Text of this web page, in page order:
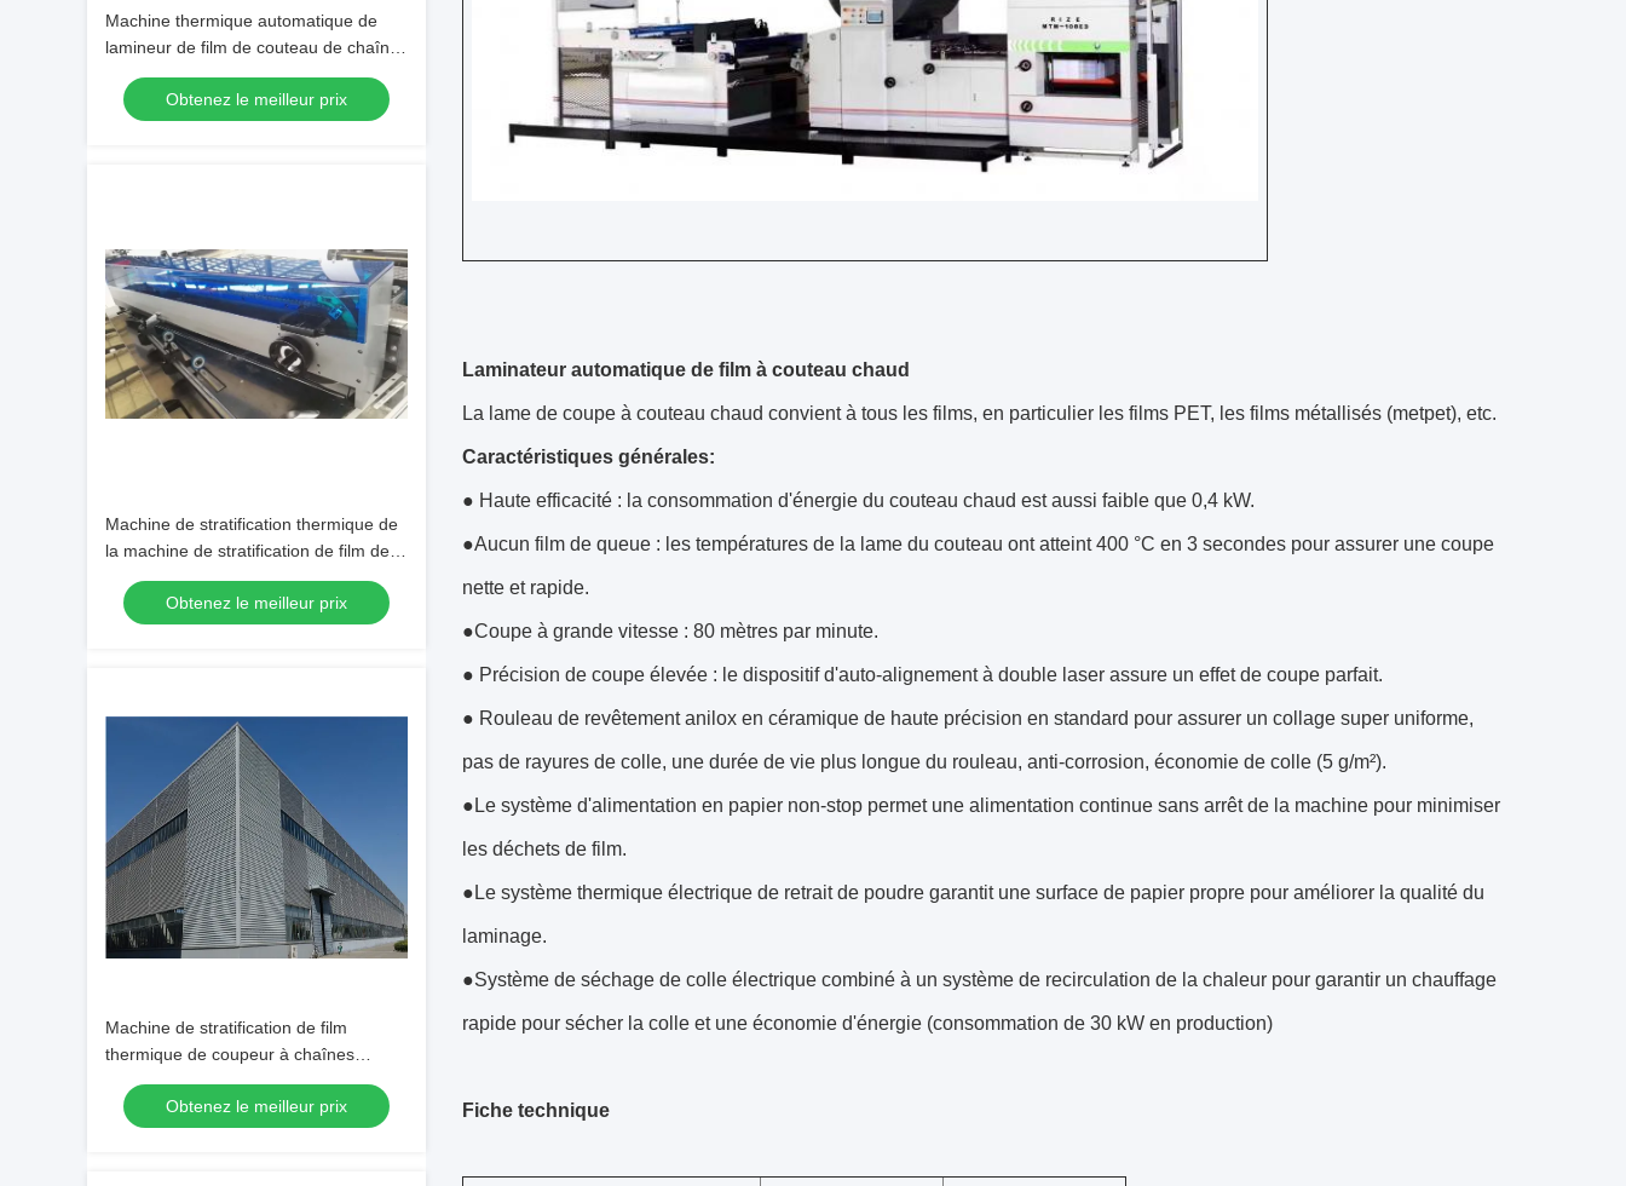
Machine thermique automatique de
lamineur de film de couteau de chaîne
d'alimentation 68kW MTM-108E3
Obtenez le meilleur prix
Machine de stratification thermique de
la machine de stratification de film de
couteau à chaînes de PLC
1080×950mmObtenez le meilleur prix
Machine de stratification de film
thermique de coupeur à chaînes
complètement automatique 68kW
Obtenez le meilleur prix
Laminateur automatique de film à couteau chaud
La lame de coupe à couteau chaud convient à tous les films, en particulier les films PET, les films métallisés (metpet), etc.
Caractéristiques générales:
● Haute efficacité : la consommation d'énergie du couteau chaud est aussi faible que 0,4 kW.
●Aucun film de queue : les températures de la lame du couteau ont atteint 400 °C en 3 secondes pour assurer une coupe
nette et rapide.
●Coupe à grande vitesse : 80 mètres par minute.
● Précision de coupe élevée : le dispositif d'auto-alignement à double laser assure un effet de coupe parfait.
● Rouleau de revêtement anilox en céramique de haute précision en standard pour assurer un collage super uniforme,
pas de rayures de colle, une durée de vie plus longue du rouleau, anti-corrosion, économie de colle (5 g/m²).
●Le système d'alimentation en papier non-stop permet une alimentation continue sans arrêt de la machine pour minimiser
les déchets de film.
●Le système thermique électrique de retrait de poudre garantit une surface de papier propre pour améliorer la qualité du
laminage.
●Système de séchage de colle électrique combiné à un système de recirculation de la chaleur pour garantir un chauffage
rapide pour sécher la colle et une économie d'énergie (consommation de 30 kW en production)
Fiche technique